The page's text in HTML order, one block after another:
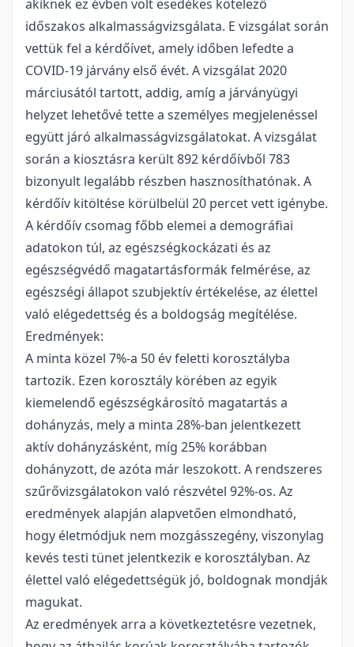
akiknek ez évben volt esedékes kötelező
időszakos alkalmasságvizsgálata. E vizsgálat során
vettük fel a kérdőívet, amely időben lefedte a
COVID-19 járvány első évét. A vizsgálat 2020
márciusától tartott, addig, amíg a járványügyi
helyzet lehetővé tette a személyes megjelenéssel
együtt járó alkalmasságvizsgálatokat. A vizsgálat
során a kiosztásra került 892 kérdőívből 783
bizonyult legalább részben hasznosíthatónak. A
kérdőív kitöltése körülbelül 20 percet vett igénybe.
A kérdőív csomag főbb elemei a demográfiai
adatokon túl, az egészségkockázati és az
egészségvédő magatartásformák felmérése, az
egészségi állapot szubjektív értékelése, az élettel
való elégedettség és a boldogság megítélése.
Eredmények:
A minta közel 7%-a 50 év feletti korosztályba
tartozik. Ezen korosztály körében az egyik
kiemelendő egészségkárosító magatartás a
dohányzás, mely a minta 28%-ban jelentkezett
aktív dohányzásként, míg 25% korábban
dohányzott, de azóta már leszokott. A rendszeres
szűrővizsgálatokon való részvétel 92%-os. Az
eredmények alapján alapvetően elmondható,
hogy életmódjuk nem mozgásszegény, viszonylag
kevés testi tünet jelentkezik e korosztályban. Az
élettel való elégedettségük jó, boldognak mondják
magukat.
Az eredmények arra a következtetésre vezetnek,